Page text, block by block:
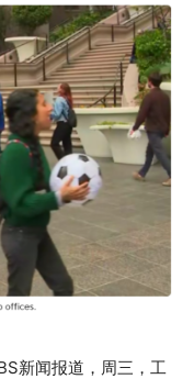
新闻报道，周三，工